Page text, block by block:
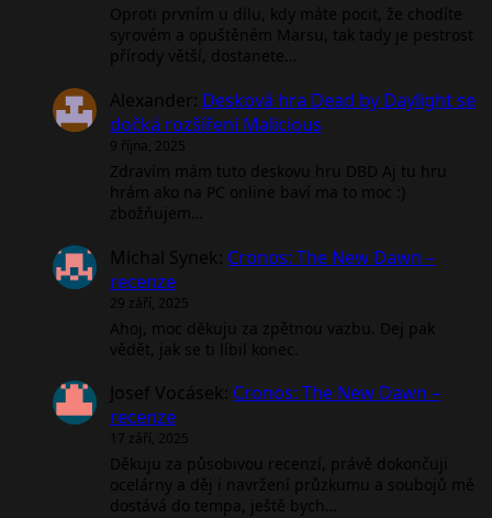
Oproti prvním u dílu, kdy máte pocit, že chodíte
syrovém a opuštěném Marsu, tak tady je pestrost
přírody větší, dostanete…
Alexander: Desková hra Dead by Daylight se
dočká rozšíření Malicious
9 října, 2025
Zdravím mám tuto deskovu hru DBD Aj tu hru
hrám ako na PC online baví ma to moc :)
zbožňujem…
Michal Synek: Cronos: The New Dawn –
recenze
29 září, 2025
Ahoj, moc děkuju za zpětnou vazbu. Dej pak
vědět, jak se ti líbil konec.
Josef Vocásek: Cronos: The New Dawn –
recenze
17 září, 2025
Děkuju za působivou recenzí, právě dokončuji
ocelárny a děj i navržení průzkumu a soubojů mě
dostává do tempa, ještě bych…